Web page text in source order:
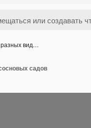
вид…
садов